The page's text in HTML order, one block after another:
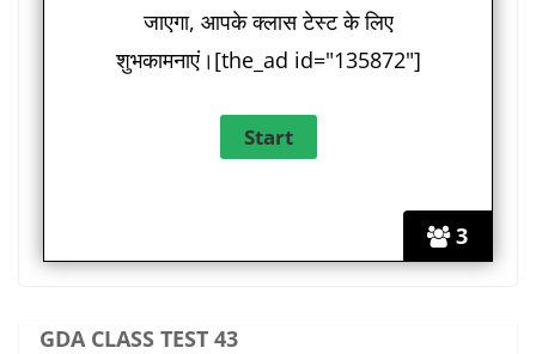
3
जाएगा, आपके क्लास टेस्ट के लिए
शुभकामनाएं।[the_ad id="135872"]
GDA CLASS TEST 43